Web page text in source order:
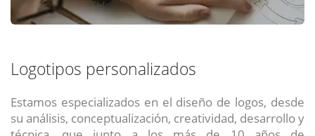
Logotipos personalizados
Estamos especializados en el diseño de logos, desde
su análisis, conceptualización, creatividad, desarrollo y